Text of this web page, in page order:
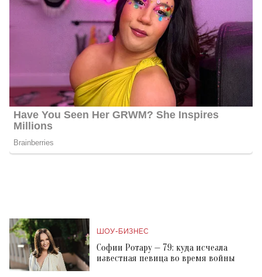
ШОУ-БИЗНЕС
Софии Ротару — 79: куда исчезла
известная певица во время войны